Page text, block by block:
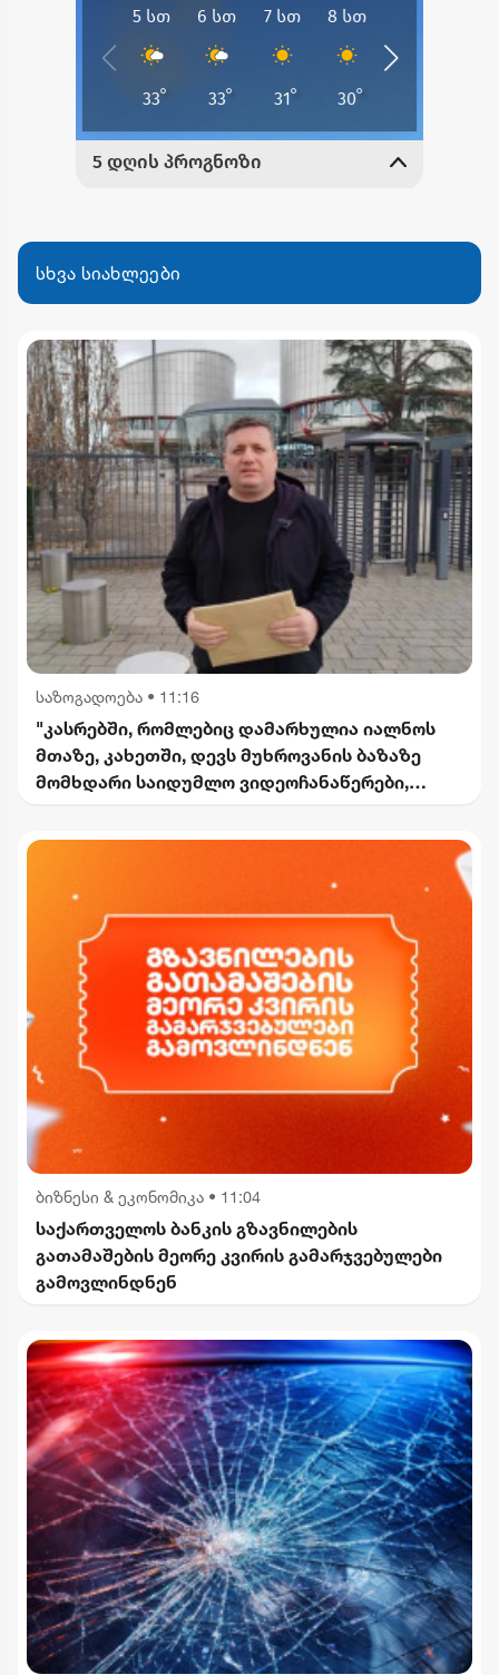
სხვა სიახლეები
საზოგადოება • 11:16
"კასრებში, რომლებიც დამარხულია იალნოს
მთაზე, კახეთში, დევს მუხროვანის ბაზაზე
მომხდარი საიდუმლო ვიდეოჩანაწერები,
ბიზნესი & ეკონომიკა • 11:04
საქართველოს ბანკის გზავნილების
გათამაშების მეორე კვირის გამარჯვებულები
გამოვლინდნენ